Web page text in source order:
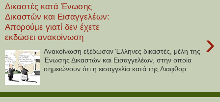
Δικαστές κατά Ένωσης
Δικαστών και Εισαγγελέων:
Απορούμε γιατί δεν έχετε
εκδώσει ανακοίνωση
›
Ανακοίνωση εξέδωσαν Έλληνες δικαστές, μέλη της
Ένωσης Δικαστών και Εισαγγελέων, στην οποία
σημειώνουν ότι η εισαγγελία κατά της Διαφθορ...